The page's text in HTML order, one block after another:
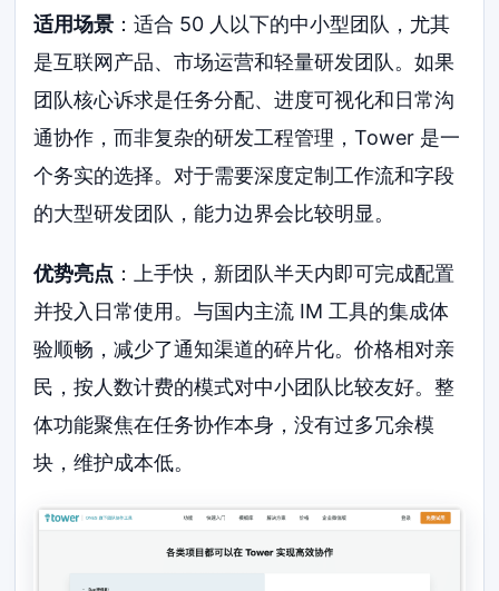
适用场景 ：适合 50 人以下的中小型团队，尤其
是互联网产品、市场运营和轻量研发团队。如果
团队核心诉求是任务分配、进度可视化和日常沟
通协作，而非复杂的研发工程管理，Tower 是一
个务实的选择。对于需要深度定制工作流和字段
的大型研发团队，能力边界会比较明显。
优势亮点 ：上手快，新团队半天内即可完成配置
并投入日常使用。与国内主流 IM 工具的集成体
验顺畅，减少了通知渠道的碎片化。价格相对亲
民，按人数计费的模式对中小团队比较友好。整
体功能聚焦在任务协作本身，没有过多冗余模
块，维护成本低。